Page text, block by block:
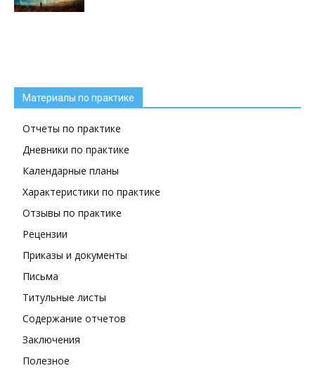
Материалы по практике
Отчеты по практике
Дневники по практике
Календарные планы
Характеристики по практике
Отзывы по практике
Рецензии
Приказы и документы
Письма
Титульные листы
Содержание отчетов
Заключения
Полезное